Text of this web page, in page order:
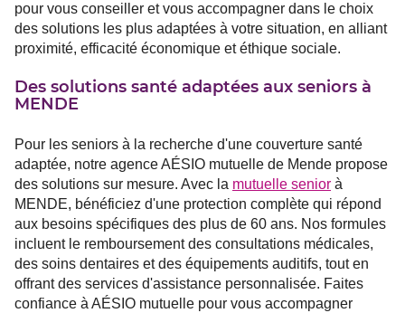
pour vous conseiller et vous accompagner dans le choix
des solutions les plus adaptées à votre situation, en alliant
proximité, efficacité économique et éthique sociale.
Des solutions santé adaptées aux seniors à
MENDE
Pour les seniors à la recherche d'une couverture santé
adaptée, notre agence AÉSIO mutuelle de Mende propose
des solutions sur mesure. Avec la mutuelle senior à
MENDE, bénéficiez d'une protection complète qui répond
aux besoins spécifiques des plus de 60 ans. Nos formules
incluent le remboursement des consultations médicales,
des soins dentaires et des équipements auditifs, tout en
offrant des services d'assistance personnalisée. Faites
confiance à AÉSIO mutuelle pour vous accompagner